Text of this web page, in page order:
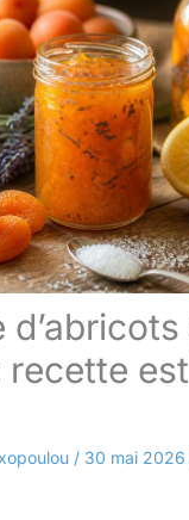
recette
/ 30 mai 2026